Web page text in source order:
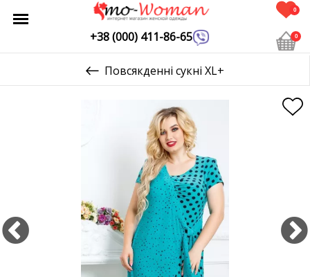
+38 (000) 411-86-65
0
0
Повсякденні сукні XL+